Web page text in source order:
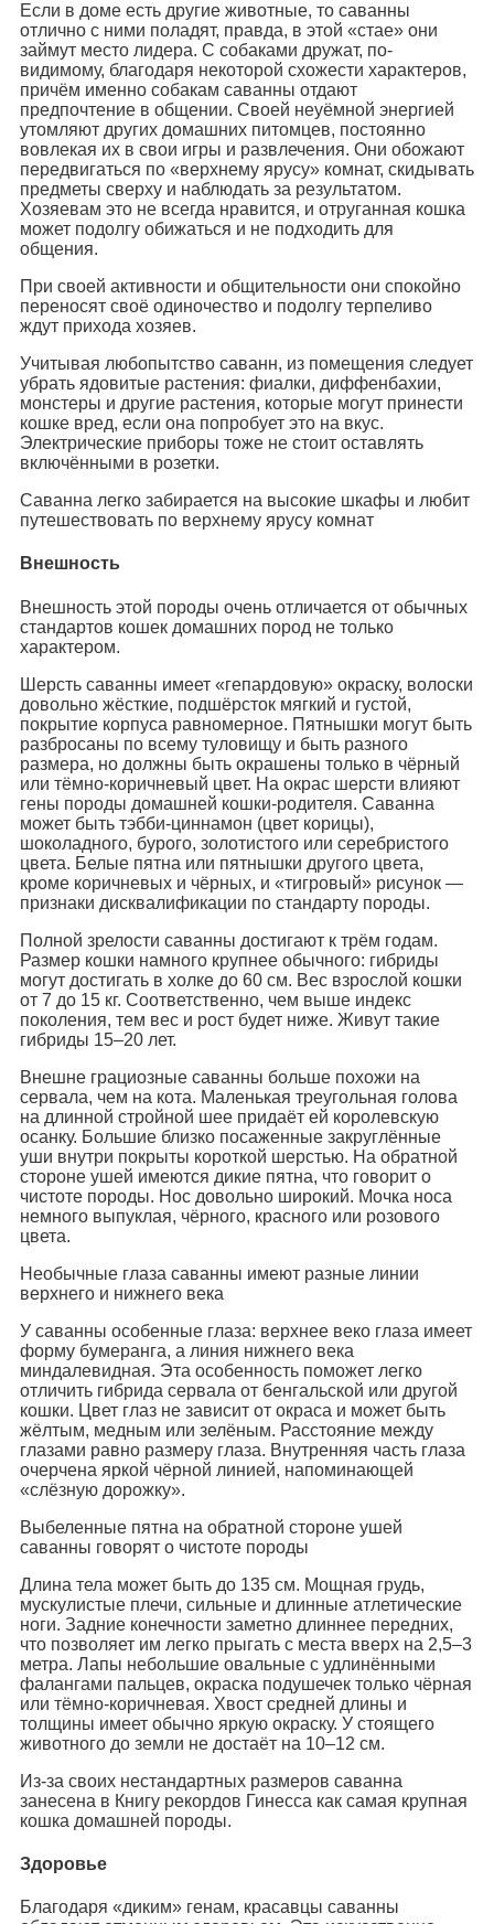
Если в доме есть другие животные, то саванны
отлично с ними поладят, правда, в этой «стае» они
займут место лидера. С собаками дружат, по-
видимому, благодаря некоторой схожести характеров,
причём именно собакам саванны отдают
предпочтение в общении. Своей неуёмной энергией
утомляют других домашних питомцев, постоянно
вовлекая их в свои игры и развлечения. Они обожают
передвигаться по «верхнему ярусу» комнат, скидывать
предметы сверху и наблюдать за результатом.
Хозяевам это не всегда нравится, и отруганная кошка
может подолгу обижаться и не подходить для
общения.
При своей активности и общительности они спокойно
переносят своё одиночество и подолгу терпеливо
ждут прихода хозяев.
Учитывая любопытство саванн, из помещения следует
убрать ядовитые растения: фиалки, диффенбахии,
монстеры и другие растения, которые могут принести
кошке вред, если она попробует это на вкус.
Электрические приборы тоже не стоит оставлять
включёнными в розетки.
Саванна легко забирается на высокие шкафы и любит
путешествовать по верхнему ярусу комнат
Внешность
Внешность этой породы очень отличается от обычных
стандартов кошек домашних пород не только
характером.
Шерсть саванны имеет «гепардовую» окраску, волоски
довольно жёсткие, подшёрсток мягкий и густой,
покрытие корпуса равномерное. Пятнышки могут быть
разбросаны по всему туловищу и быть разного
размера, но должны быть окрашены только в чёрный
или тёмно-коричневый цвет. На окрас шерсти влияют
гены породы домашней кошки-родителя. Саванна
может быть тэбби-циннамон (цвет корицы),
шоколадного, бурого, золотистого или серебристого
цвета. Белые пятна или пятнышки другого цвета,
кроме коричневых и чёрных, и «тигровый» рисунок —
признаки дисквалификации по стандарту породы.
Полной зрелости саванны достигают к трём годам.
Размер кошки намного крупнее обычного: гибриды
могут достигать в холке до 60 см. Вес взрослой кошки
от 7 до 15 кг. Соответственно, чем выше индекс
поколения, тем вес и рост будет ниже. Живут такие
гибриды 15–20 лет.
Внешне грациозные саванны больше похожи на
сервала, чем на кота. Маленькая треугольная голова
на длинной стройной шее придаёт ей королевскую
осанку. Большие близко посаженные закруглённые
уши внутри покрыты короткой шерстью. На обратной
стороне ушей имеются дикие пятна, что говорит о
чистоте породы. Нос довольно широкий. Мочка носа
немного выпуклая, чёрного, красного или розового
цвета.
Необычные глаза саванны имеют разные линии
верхнего и нижнего века
У саванны особенные глаза: верхнее веко глаза имеет
форму бумеранга, а линия нижнего века
миндалевидная. Эта особенность поможет легко
отличить гибрида сервала от бенгальской или другой
кошки. Цвет глаз не зависит от окраса и может быть
жёлтым, медным или зелёным. Расстояние между
глазами равно размеру глаза. Внутренняя часть глаза
очерчена яркой чёрной линией, напоминающей
«слёзную дорожку».
Выбеленные пятна на обратной стороне ушей
саванны говорят о чистоте породы
Длина тела может быть до 135 см. Мощная грудь,
мускулистые плечи, сильные и длинные атлетические
ноги. Задние конечности заметно длиннее передних,
что позволяет им легко прыгать с места вверх на 2,5–3
метра. Лапы небольшие овальные с удлинёнными
фалангами пальцев, окраска подушечек только чёрная
или тёмно-коричневая. Хвост средней длины и
толщины имеет обычно яркую окраску. У стоящего
животного до земли не достаёт на 10–12 см.
Из-за своих нестандартных размеров саванна
занесена в Книгу рекордов Гинесса как самая крупная
кошка домашней породы.
Здоровье
Благодаря «диким» генам, красавцы саванны